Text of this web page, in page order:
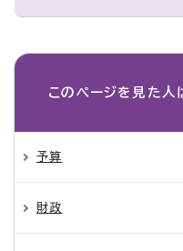
このページを見た人
予算
財政